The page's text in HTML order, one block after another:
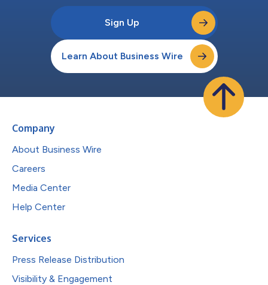
Sign Up
Learn About Business Wire
Company
About Business Wire
Careers
Media Center
Help Center
Services
Press Release Distribution
Visibility & Engagement